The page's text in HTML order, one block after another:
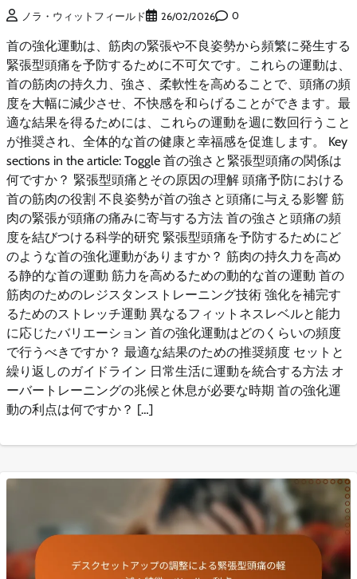
ノラ・ウィットフィールド 26/02/2026 0
首の強化運動は、筋肉の緊張や不良姿勢から頻繁に発生する
緊張型頭痛を予防するために不可欠です。これらの運動は、
首の筋肉の持久力、強さ、柔軟性を高めることで、頭痛の頻
度を大幅に減少させ、不快感を和らげることができます。最
適な結果を得るためには、これらの運動を週に数回行うこと
が推奨され、全体的な首の健康と幸福感を促進します。 Key
sections in the article: Toggle 首の強さと緊張型頭痛の関係は
何ですか？ 緊張型頭痛とその原因の理解 頭痛予防における
首の筋肉の役割 不良姿勢が首の強さと頭痛に与える影響 筋
肉の緊張が頭痛の痛みに寄与する方法 首の強さと頭痛の頻
度を結びつける科学的研究 緊張型頭痛を予防するためにど
のような首の強化運動がありますか？ 筋肉の持久力を高め
る静的な首の運動 筋力を高めるための動的な首の運動 首の
筋肉のためのレジスタンストレーニング技術 強化を補完す
るためのストレッチ運動 異なるフィットネスレベルと能力
に応じたバリエーション 首の強化運動はどのくらいの頻度
で行うべきですか？ 最適な結果のための推奨頻度 セットと
繰り返しのガイドライン 日常生活に運動を統合する方法 オ
ーバートレーニングの兆候と休息が必要な時期 首の強化運
動の利点は何ですか？ […]